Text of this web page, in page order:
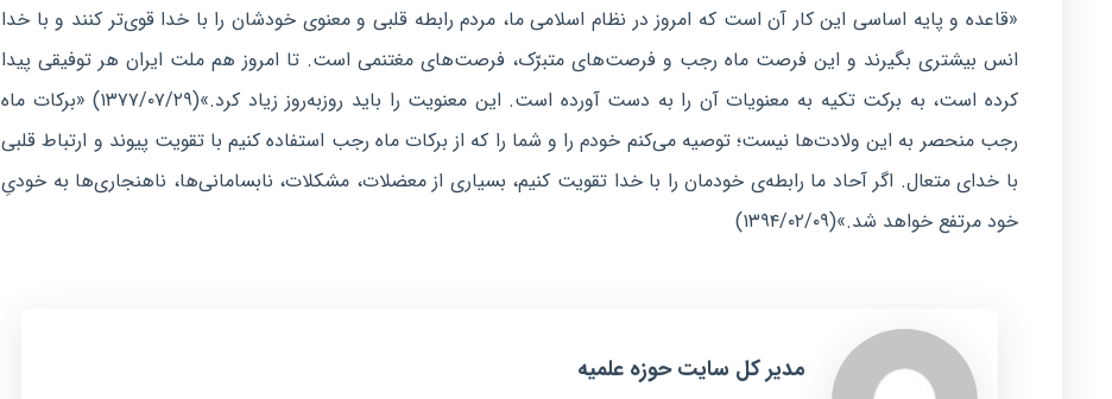
«قاعده و پایه اساسی این کار آن است که امروز در نظام اسلامی ما، مردم رابطه قلبی و معنوی خودشان را با خدا قوی‌تر کنند و با خدا
انس بیشتری بگیرند و این فرصت ماه رجب و فرصت‌های متبرّک، فرصت‌های مغتنمی است. تا امروز هم ملت ایران هر توفیقی پیدا
کرده است، به برکت تکیه به معنویات آن را به دست آورده است. این معنویت را باید روزبه‌روز زیاد کرد.»(۱۳۷۷/۰۷/۲۹) «برکات ماه
رجب منحصر به این ولادت‌ها نیست؛ توصیه می‌کنم خودم را و شما را که از برکات ماه رجب استفاده کنیم با تقویت پیوند و ارتباط قلبی
با خدای متعال. اگر آحاد ما رابطه‌ی خودمان را با خدا تقویت کنیم، بسیاری از معضلات، مشکلات، نابسامانی‌ها، ناهنجاری‌ها به خودیِ
خود مرتفع خواهد شد.»(۱۳۹۴/۰۲/۰۹)
مدیر کل سایت حوزه علمیه